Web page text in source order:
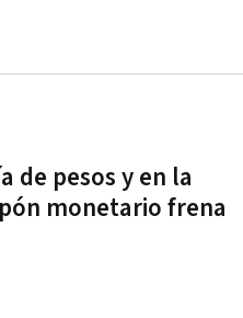
de pesos y en la
monetario frena